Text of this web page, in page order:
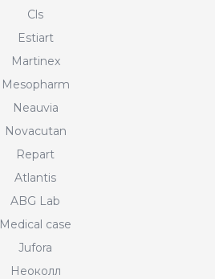
Cls
Estiart
Martinex
Mesopharm
Neauvia
Novacutan
Repart
Atlantis
ABG Lab
Medical case
Jufora
Неоколл